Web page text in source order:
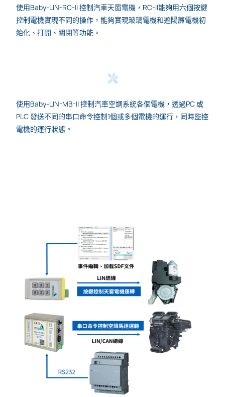
使用Baby-LIN-RC-II 控制汽車天窗電機，RC-II能夠用六個按鍵
控制電機實現不同的操作，能夠實現玻璃電機和遮陽簾電機初
始化、打開、關閉等功能。
使用Baby-LIN-MB-II 控制汽車空調系統各個電機，透過PC 或
PLC 發送不同的串口命令控制1個或多個電機的運行，同時監控
電機的運行狀態。